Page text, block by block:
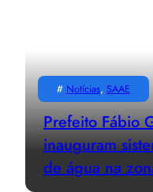
# Notícias, SAAE
Prefeito Fábio
inauguram
de água na